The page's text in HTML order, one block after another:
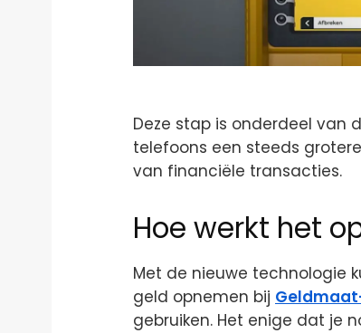
Deze stap is onderdeel van
telefoons een steeds
van financiële transacties.
Hoe werkt het
Met de nieuwe technologie
geld opnemen bij
gebruiken. Het enige dat je